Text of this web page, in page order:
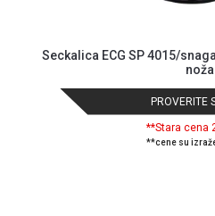
Seckalica ECG SP 4015/
noža
PROVERITE
**Stara cena
**cene su